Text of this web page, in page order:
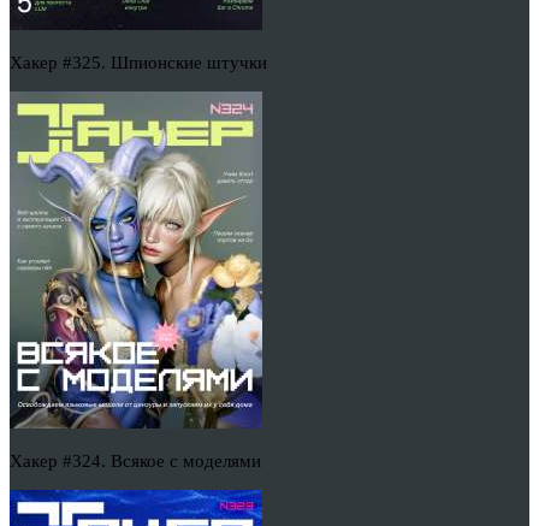
Хакер #325. Шпионские штучки
Хакер #324. Всякое с моделями